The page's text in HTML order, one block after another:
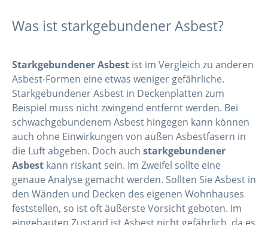
Was ist starkgebundener Asbest?
Starkgebundener Asbest ist im Vergleich zu anderen
Asbest-Formen eine etwas weniger gefährliche.
Starkgebundener Asbest in Deckenplatten zum
Beispiel muss nicht zwingend entfernt werden. Bei
schwachgebundenem Asbest hingegen kann können
auch ohne Einwirkungen von außen Asbestfasern in
die Luft abgeben. Doch auch starkgebundener
Asbest kann riskant sein. Im Zweifel sollte eine
genaue Analyse gemacht werden. Sollten Sie Asbest in
den Wänden und Decken des eigenen Wohnhauses
feststellen, so ist oft äußerste Vorsicht geboten. Im